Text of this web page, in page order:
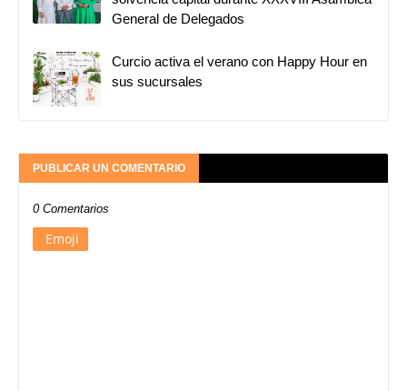
General de Delegados
Curcio activa el verano con Happy Hour en
sus sucursales
PUBLICAR UN COMENTARIO
0 Comentarios
Emoji